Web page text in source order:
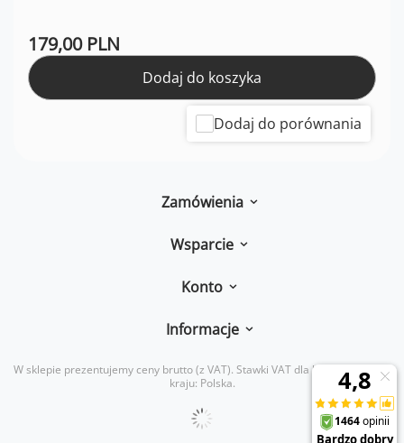
179,00 PLN
Dodaj do koszyka
Dodaj do porównania
Zamówienia
Wsparcie
Konto
Informacje
W sklepie prezentujemy ceny brutto (z VAT). Stawki VAT dla konsumentów z
kraju: Polska.